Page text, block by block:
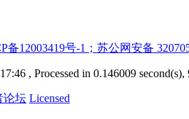
备12003419号-1；苏公网安备
, Processed in 0.146009
论坛 Licensed